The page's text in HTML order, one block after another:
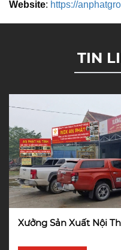
Website: https://
TIN
Xưởng Sản Xuất Nội